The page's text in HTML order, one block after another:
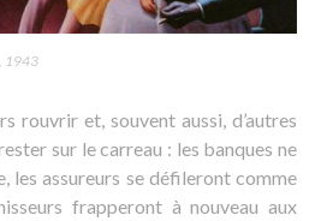
1943
rouvrir et, souvent aussi, d’autres
sur le carreau : les banques ne
les assureurs se défileront comme
frapperont à nouveau aux